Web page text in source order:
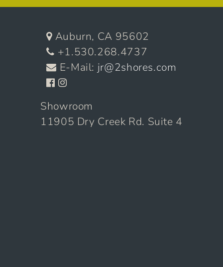
Auburn, CA 95602
+1.530.268.4737
E-Mail: jr@2shores.com
Showroom
11905 Dry Creek Rd. Suite 4